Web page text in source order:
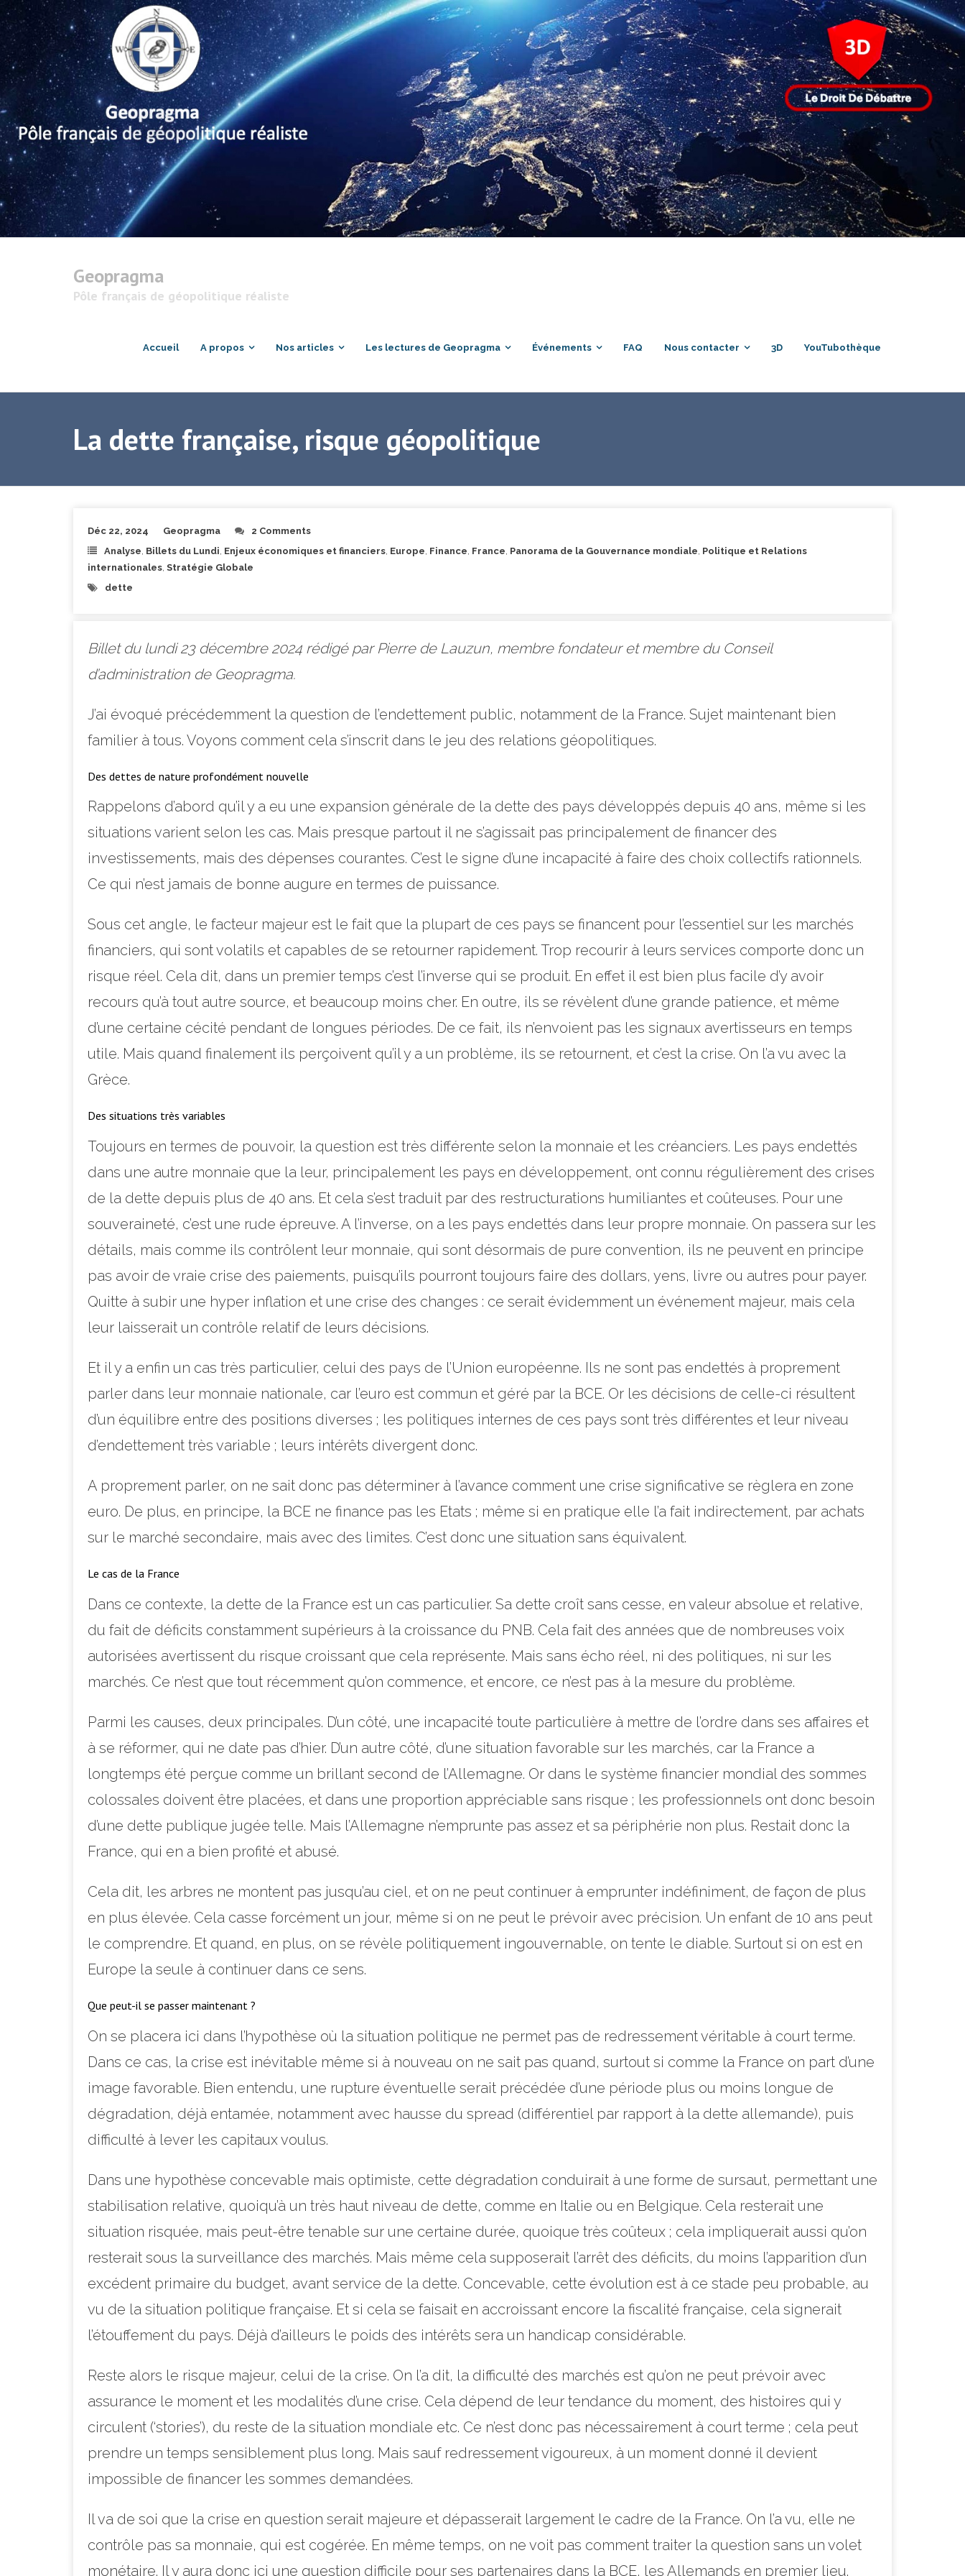
Geopragma
Pôle français de géopolitique réaliste
Accueil A propos Nos articles Les lectures de Geopragma Événements FAQ Nous contacter 3D YouTubothèque
La dette française, risque géopolitique
Déc 22, 2024 Geopragma
2 Comments
Analyse Billets du Lundi Enjeux économiques et financiers Europe Finance France Panorama de la Gouvernance mondiale Politique et Relations
internationales Stratégie Globale
dette
Billet du lundi 23 décembre 2024 rédigé par Pierre de Lauzun, membre fondateur et membre du Conseil
d’administration de Geopragma.
J’ai évoqué précédemment la question de l’endettement public, notamment de la France. Sujet maintenant bien
familier à tous. Voyons comment cela s’inscrit dans le jeu des relations géopolitiques.
Des dettes de nature profondément nouvelle
Rappelons d’abord qu’il y a eu une expansion générale de la dette des pays développés depuis 40 ans, même si les
situations varient selon les cas. Mais presque partout il ne s’agissait pas principalement de financer des
investissements, mais des dépenses courantes. C’est le signe d’une incapacité à faire des choix collectifs rationnels.
Ce qui n’est jamais de bonne augure en termes de puissance.
Sous cet angle, le facteur majeur est le fait que la plupart de ces pays se financent pour l’essentiel sur les marchés
financiers, qui sont volatils et capables de se retourner rapidement. Trop recourir à leurs services comporte donc un
risque réel. Cela dit, dans un premier temps c’est l’inverse qui se produit. En effet il est bien plus facile d’y avoir
recours qu’à tout autre source, et beaucoup moins cher. En outre, ils se révèlent d’une grande patience, et même
d’une certaine cécité pendant de longues périodes. De ce fait, ils n’envoient pas les signaux avertisseurs en temps
utile. Mais quand finalement ils perçoivent qu’il y a un problème, ils se retournent, et c’est la crise. On l’a vu avec la
Grèce.
Des situations très variables
Toujours en termes de pouvoir, la question est très différente selon la monnaie et les créanciers. Les pays endettés
dans une autre monnaie que la leur, principalement les pays en développement, ont connu régulièrement des crises
de la dette depuis plus de 40 ans. Et cela s’est traduit par des restructurations humiliantes et coûteuses. Pour une
souveraineté, c’est une rude épreuve. A l’inverse, on a les pays endettés dans leur propre monnaie. On passera sur les
détails, mais comme ils contrôlent leur monnaie, qui sont désormais de pure convention, ils ne peuvent en principe
pas avoir de vraie crise des paiements, puisqu’ils pourront toujours faire des dollars, yens, livre ou autres pour payer.
Quitte à subir une hyper inflation et une crise des changes : ce serait évidemment un événement majeur, mais cela
leur laisserait un contrôle relatif de leurs décisions.
Et il y a enfin un cas très particulier, celui des pays de l’Union européenne. Ils ne sont pas endettés à proprement
parler dans leur monnaie nationale, car l’euro est commun et géré par la BCE. Or les décisions de celle-ci résultent
d’un équilibre entre des positions diverses ; les politiques internes de ces pays sont très différentes et leur niveau
d’endettement très variable ; leurs intérêts divergent donc.
A proprement parler, on ne sait donc pas déterminer à l’avance comment une crise significative se règlera en zone
euro. De plus, en principe, la BCE ne finance pas les Etats ; même si en pratique elle l’a fait indirectement, par achats
sur le marché secondaire, mais avec des limites. C’est donc une situation sans équivalent.
Le cas de la France
Dans ce contexte, la dette de la France est un cas particulier. Sa dette croît sans cesse, en valeur absolue et relative,
du fait de déficits constamment supérieurs à la croissance du PNB. Cela fait des années que de nombreuses voix
autorisées avertissent du risque croissant que cela représente. Mais sans écho réel, ni des politiques, ni sur les
marchés. Ce n’est que tout récemment qu’on commence, et encore, ce n’est pas à la mesure du problème.
Parmi les causes, deux principales. D’un côté, une incapacité toute particulière à mettre de l’ordre dans ses affaires et
à se réformer, qui ne date pas d’hier. D’un autre côté, d’une situation favorable sur les marchés, car la France a
longtemps été perçue comme un brillant second de l’Allemagne. Or dans le système financier mondial des sommes
colossales doivent être placées, et dans une proportion appréciable sans risque ; les professionnels ont donc besoin
d’une dette publique jugée telle. Mais l’Allemagne n’emprunte pas assez et sa périphérie non plus. Restait donc la
France, qui en a bien profité et abusé.
Cela dit, les arbres ne montent pas jusqu’au ciel, et on ne peut continuer à emprunter indéfiniment, de façon de plus
en plus élevée. Cela casse forcément un jour, même si on ne peut le prévoir avec précision. Un enfant de 10 ans peut
le comprendre. Et quand, en plus, on se révèle politiquement ingouvernable, on tente le diable. Surtout si on est en
Europe la seule à continuer dans ce sens.
Que peut-il se passer maintenant ?
On se placera ici dans l’hypothèse où la situation politique ne permet pas de redressement véritable à court terme.
Dans ce cas, la crise est inévitable même si à nouveau on ne sait pas quand, surtout si comme la France on part d’une
image favorable. Bien entendu, une rupture éventuelle serait précédée d’une période plus ou moins longue de
dégradation, déjà entamée, notamment avec hausse du spread (différentiel par rapport à la dette allemande), puis
difficulté à lever les capitaux voulus.
Dans une hypothèse concevable mais optimiste, cette dégradation conduirait à une forme de sursaut, permettant une
stabilisation relative, quoiqu’à un très haut niveau de dette, comme en Italie ou en Belgique. Cela resterait une
situation risquée, mais peut-être tenable sur une certaine durée, quoique très coûteux ; cela impliquerait aussi qu’on
resterait sous la surveillance des marchés. Mais même cela supposerait l’arrêt des déficits, du moins l’apparition d’un
excédent primaire du budget, avant service de la dette. Concevable, cette évolution est à ce stade peu probable, au
vu de la situation politique française. Et si cela se faisait en accroissant encore la fiscalité française, cela signerait
l’étouffement du pays. Déjà d’ailleurs le poids des intérêts sera un handicap considérable.
Reste alors le risque majeur, celui de la crise. On l’a dit, la difficulté des marchés est qu’on ne peut prévoir avec
assurance le moment et les modalités d’une crise. Cela dépend de leur tendance du moment, des histoires qui y
circulent (‘stories’), du reste de la situation mondiale etc. Ce n’est donc pas nécessairement à court terme ; cela peut
prendre un temps sensiblement plus long. Mais sauf redressement vigoureux, à un moment donné il devient
impossible de financer les sommes demandées.
Il va de soi que la crise en question serait majeure et dépasserait largement le cadre de la France. On l’a vu, elle ne
contrôle pas sa monnaie, qui est cogérée. En même temps, on ne voit pas comment traiter la question sans un volet
monétaire. Il y aura donc ici une question difficile pour ses partenaires dans la BCE, les Allemands en premier lieu.